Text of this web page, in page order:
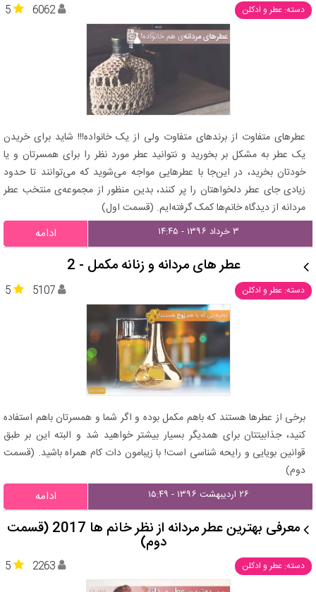
دسته: عطر و ادکلن 5 6062
عطرهای متفاوت از برندهای متفاوت ولی از یک خانواده!!! شاید برای خریدن
یک عطر به مشکل بر بخورید و نتوانید عطر مورد نظر را برای همسرتان و یا
خودتان بخرید، در این‌‌جا با عطرهایی مواجه می‌شوید که می‌توانند تا حدود
زیادی جای عطر دلخواهتان را پر کنند، بدین منظور از مجموعه‌ی منتخب عطر
مردانه از دیدگاه خانم‌ها کمک گرفته‌ایم. (قسمت اول)
۳ خرداد ۱۳۹۶ - ۱۴:۴۵ ادامه
عطر های مردانه و زنانه مکمل - 2
دسته: عطر و ادکلن 5 5107
برخی از عطرها هستند که باهم مکمل بوده و اگر شما و همسرتان باهم استفاده
کنید، جذابیتتان برای همدیگر بسیار بیشتر خواهید شد و البته این بر طبق
قوانین بویایی و رایحه شناسی است! با زیبامون دات کام همراه باشید. (قسمت
دوم)
۲۶ اردیبهشت ۱۳۹۶ - ۱۵:۴۹ ادامه
معرفی بهترین عطر مردانه از نظر خانم ها 2017 (قسمت
دوم)
دسته: عطر و ادکلن 5 2263